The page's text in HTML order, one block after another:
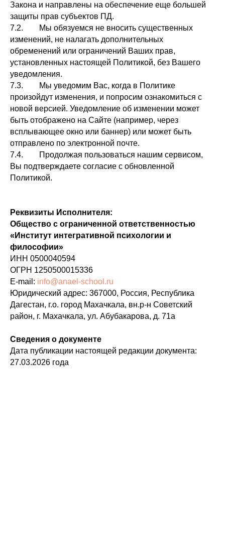
Закона и направлены на обеспечение еще большей
защиты прав субъектов ПД.
7.2. Мы обязуемся не вносить существенных
изменений, не налагать дополнительных
обременений или ограничений Ваших прав,
установленных настоящей Политикой, без Вашего
уведомления.
7.3. Мы уведомим Вас, когда в Политике
произойдут изменения, и попросим ознакомиться с
новой версией. Уведомление об изменении может
быть отображено на Сайте (например, через
всплывающее окно или баннер) или может быть
отправлено по электронной почте.
7.4. Продолжая пользоваться нашим сервисом,
Вы подтверждаете согласие с обновленной
Политикой.
Реквизиты Исполнителя:
Общество с ограниченной ответственностью
«Институт интегративной психологии и
философии»
ИНН 0500040594
ОГРН 1250500015336
E-mail: info@anael-school.ru
Юридический адрес: 367000, Россия, Республика
Дагестан, г.о. город Махачкала, вн.р-н Советский
район, г. Махачкала, ул. Абубакарова, д. 71а
Сведения о документе
Дата публикации настоящей редакции документа:
27.03.2026 года